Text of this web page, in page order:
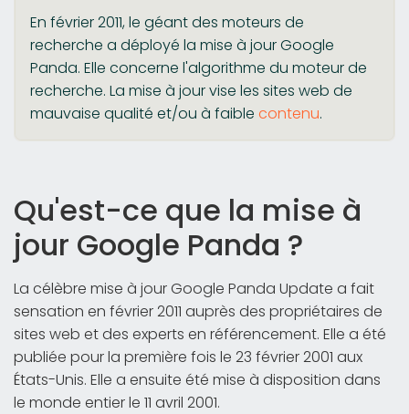
En février 2011, le géant des moteurs de
recherche a déployé la mise à jour Google
Panda. Elle concerne l'algorithme du moteur de
recherche. La mise à jour vise les sites web de
mauvaise qualité et/ou à faible contenu.
Qu'est-ce que la mise à
jour Google Panda ?
La célèbre mise à jour Google Panda Update a fait
sensation en février 2011 auprès des propriétaires de
sites web et des experts en référencement. Elle a été
publiée pour la première fois le 23 février 2001 aux
États-Unis. Elle a ensuite été mise à disposition dans
le monde entier le 11 avril 2001.